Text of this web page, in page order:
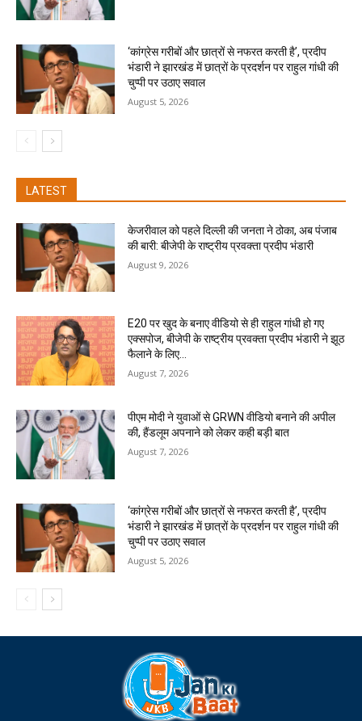
‘कांग्रेस गरीबों और छात्रों से नफरत करती है’, प्रदीप
भंडारी ने झारखंड में छात्रों के प्रदर्शन पर राहुल गांधी की
चुप्पी पर उठाए सवाल
August 5, 2026
LATEST
केजरीवाल को पहले दिल्ली की जनता ने ठोका, अब पंजाब
की बारी: बीजेपी के राष्ट्रीय प्रवक्ता प्रदीप भंडारी
August 9, 2026
E20 पर खुद के बनाए वीडियो से ही राहुल गांधी हो गए
एक्सपोज, बीजेपी के राष्ट्रीय प्रवक्ता प्रदीप भंडारी ने झूठ
फैलाने के लिए...
August 7, 2026
पीएम मोदी ने युवाओं से GRWN वीडियो बनाने की अपील
की, हैंडलूम अपनाने को लेकर कही बड़ी बात
August 7, 2026
‘कांग्रेस गरीबों और छात्रों से नफरत करती है’, प्रदीप
भंडारी ने झारखंड में छात्रों के प्रदर्शन पर राहुल गांधी की
चुप्पी पर उठाए सवाल
August 5, 2026